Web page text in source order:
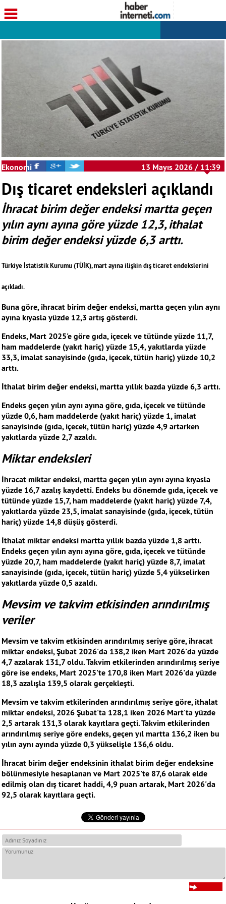
Ekonomi 13 Mayıs 2026 / 11:39
Dış ticaret endeksleri açıklandı
İhracat birim değer endeksi martta geçen
yılın aynı ayına göre yüzde 12,3, ithalat
birim değer endeksi yüzde 6,3 arttı.
Türkiye İstatistik Kurumu (TÜİK), mart ayına ilişkin dış ticaret endekslerini
açıkladı.
Buna göre, ihracat birim değer endeksi, martta geçen yılın aynı
ayına kıyasla yüzde 12,3 artış gösterdi.
Endeks, Mart 2025'e göre gıda, içecek ve tütünde yüzde 11,7,
ham maddelerde (yakıt hariç) yüzde 15,4, yakıtlarda yüzde
33,3, imalat sanayisinde (gıda, içecek, tütün hariç) yüzde 10,2
arttı.
İthalat birim değer endeksi, martta yıllık bazda yüzde 6,3 arttı.
Endeks geçen yılın aynı ayına göre, gıda, içecek ve tütünde
yüzde 0,6, ham maddelerde (yakıt hariç) yüzde 1, imalat
sanayisinde (gıda, içecek, tütün hariç) yüzde 4,9 artarken
yakıtlarda yüzde 2,7 azaldı.
Miktar endeksleri
İhracat miktar endeksi, martta geçen yılın aynı ayına kıyasla
yüzde 16,7 azalış kaydetti. Endeks bu dönemde gıda, içecek ve
tütünde yüzde 15,7, ham maddelerde (yakıt hariç) yüzde 7,4,
yakıtlarda yüzde 23,5, imalat sanayisinde (gıda, içecek, tütün
hariç) yüzde 14,8 düşüş gösterdi.
İthalat miktar endeksi martta yıllık bazda yüzde 1,8 arttı.
Endeks geçen yılın aynı ayına göre, gıda, içecek ve tütünde
yüzde 20,7, ham maddelerde (yakıt hariç) yüzde 8,7, imalat
sanayisinde (gıda, içecek, tütün hariç) yüzde 5,4 yükselirken
yakıtlarda yüzde 0,5 azaldı.
Mevsim ve takvim etkisinden arındırılmış
veriler
Mevsim ve takvim etkisinden arındırılmış seriye göre, ihracat
miktar endeksi, Şubat 2026'da 138,2 iken Mart 2026'da yüzde
4,7 azalarak 131,7 oldu. Takvim etkilerinden arındırılmış seriye
göre ise endeks, Mart 2025'te 170,8 iken Mart 2026'da yüzde
18,3 azalışla 139,5 olarak gerçekleşti.
Mevsim ve takvim etkilerinden arındırılmış seriye göre, ithalat
miktar endeksi, 2026 Şubat'ta 128,1 iken 2026 Mart'ta yüzde
2,5 artarak 131,3 olarak kayıtlara geçti. Takvim etkilerinden
arındırılmış seriye göre endeks, geçen yıl martta 136,2 iken bu
yılın aynı ayında yüzde 0,3 yükselişle 136,6 oldu.
İhracat birim değer endeksinin ithalat birim değer endeksine
bölünmesiyle hesaplanan ve Mart 2025'te 87,6 olarak elde
edilmiş olan dış ticaret haddi, 4,9 puan artarak, Mart 2026'da
92,5 olarak kayıtlara geçti.